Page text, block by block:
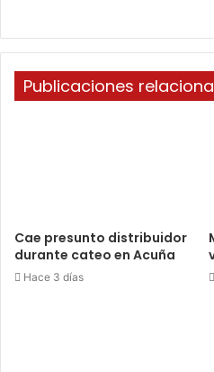
Publicaciones
Cae presunto distribuidor
durante cateo en Acuña
Hace 3 días